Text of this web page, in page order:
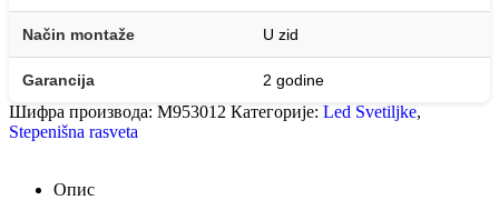
Način montaže U zid
Garancija 2 godine
Шифра производа: M953012 Категорије: Led Svetiljke,
Stepenišna rasveta
Опис